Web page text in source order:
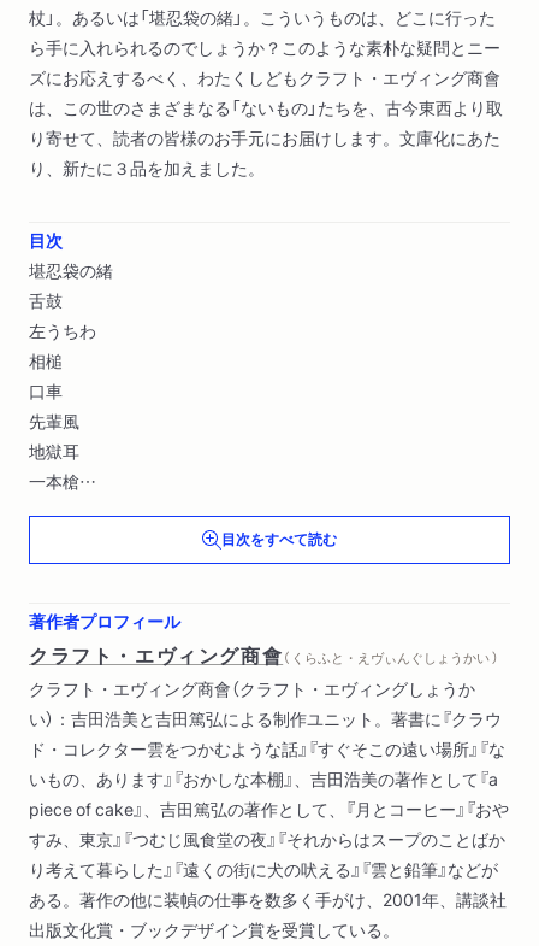
杖」。あるいは「堪忍袋の緒」。こういうものは、どこに行った
ら手に入れられるのでしょうか？このような素朴な疑問とニー
ズにお応えするべく、わたくしどもクラフト・エヴィング商會
は、この世のさまざまなる「ないもの」たちを、古今東西より取
り寄せて、読者の皆様のお手元にお届けします。文庫化にあた
り、新たに３品を加えました。
目次
堪忍袋の緒
舌鼓
左うちわ
相槌
口車
先輩風
地獄耳
一本槍
自分を上げる棚
思う壺
語り草
鬼に金棒
助け舟
無鉄砲
転ばぬ先の杖
金字塔
目から落ちたうろこ
おかんむり
一筋縄
冥途の土産
腹時計
目次をすべて読む
著作者プロフィール
クラフト・エヴィング商會（ くらふと・えヴぃんぐしょうかい ）
クラフト・エヴィング商會（クラフト・エヴィングしょうか
い）：吉田浩美と吉田篤弘による制作ユニット。著書に『クラウ
ド・コレクター雲をつかむような話』『すぐそこの遠い場所』『な
いもの、あります』『おかしな本棚』、吉田浩美の著作として『a
piece of cake』、吉田篤弘の著作として、『月とコーヒー』『おや
すみ、東京』『つむじ風食堂の夜』『それからはスープのことばか
り考えて暮らした』『遠くの街に犬の吠える』『雲と鉛筆』などが
ある。著作の他に装幀の仕事を数多く手がけ、2001年、講談社
出版文化賞・ブックデザイン賞を受賞している。